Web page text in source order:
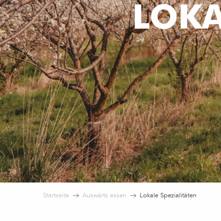
Startseite Auswärts essen Lokale Spezialitäten